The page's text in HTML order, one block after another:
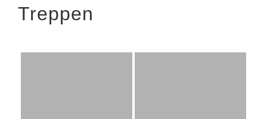
Treppen